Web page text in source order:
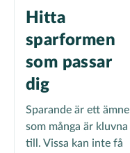
Hitta
sparformen
som passar
dig
Sparande är ett ämne
som många är kluvna
till. Vissa kan inte få